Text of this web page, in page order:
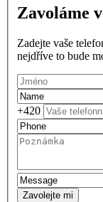
Zavoláme
Zadejte vaše
nejdříve to bude
+420
Zavolejte mi